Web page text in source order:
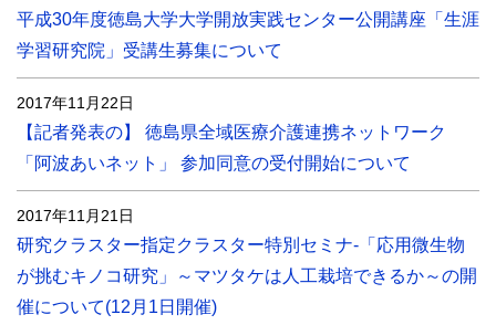
平成30年度徳島大学大学開放実践センター公開講座「生涯
学習研究院」受講生募集について
2017年11月22日
【記者発表の】 徳島県全域医療介護連携ネットワーク
「阿波あいネット」 参加同意の受付開始について
2017年11月21日
研究クラスター指定クラスター特別セミナ-「応用微生物
が挑むキノコ研究」～マツタケは人工栽培できるか～の開
催について(12月1日開催)